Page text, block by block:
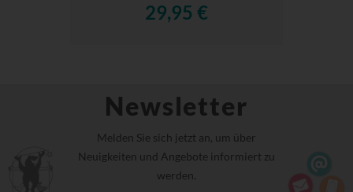
29,95 €
Newsletter
Melden Sie sich jetzt an, um über
Neuigkeiten und Angebote informiert zu
werden.